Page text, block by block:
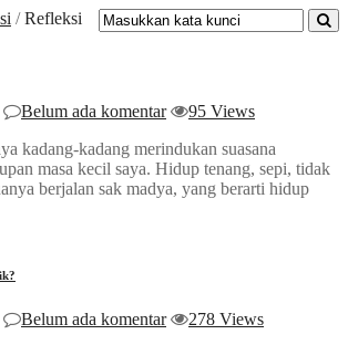
/Refleksi
Belum ada komentar
95 Views
kadang-kadang merindukan suasana
masa kecil saya. Hidup tenang, sepi, tidak
berjalan sak madya, yang berarti hidup
Belum ada komentar
278 Views